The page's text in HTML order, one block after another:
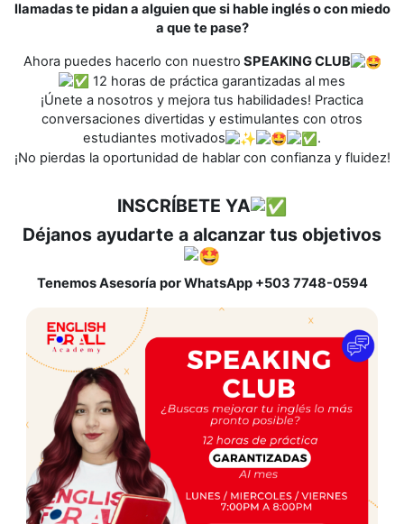
llamadas te pidan a alguien que si hable inglés o con miedo
a que te pase?
Ahora puedes hacerlo con nuestro SPEAKING CLUB
12 horas de práctica garantizadas al mes
¡Únete a nosotros y mejora tus habilidades! Practica
conversaciones divertidas y estimulantes con otros
estudiantes motivados
.
¡No pierdas la oportunidad de hablar con confianza y fluidez!
INSCRÍBETE YA
Déjanos ayudarte a alcanzar tus objetivos
Tenemos Asesoría por WhatsApp +503 7748-0594